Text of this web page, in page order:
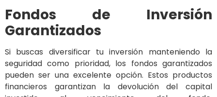
Fondos de Inversión
Garantizados
Si buscas diversificar tu inversión manteniendo la
seguridad como prioridad, los fondos garantizados
pueden ser una excelente opción. Estos productos
financieros garantizan la devolución del capital